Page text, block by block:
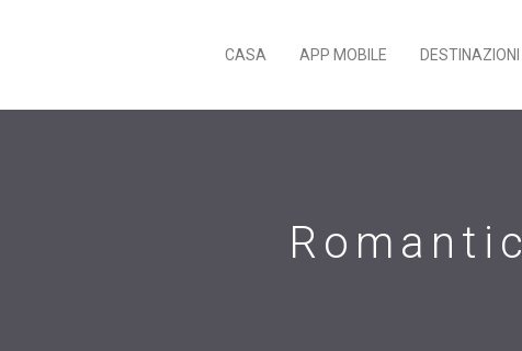
CASA APP MOBILE DESTINAZIONI
Romantic